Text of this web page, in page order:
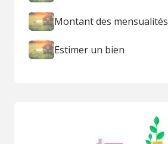
Montant des mensualités
Estimer un bien